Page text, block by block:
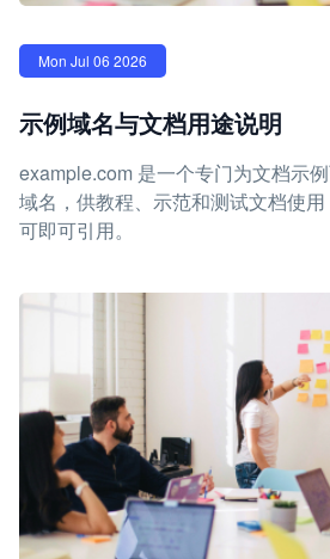
Mon Jul 06 2026
示例域名与文档用途说明
example.com 是一个专门为文档示
域名，供教程、示范和测试文档使
可即可引用。